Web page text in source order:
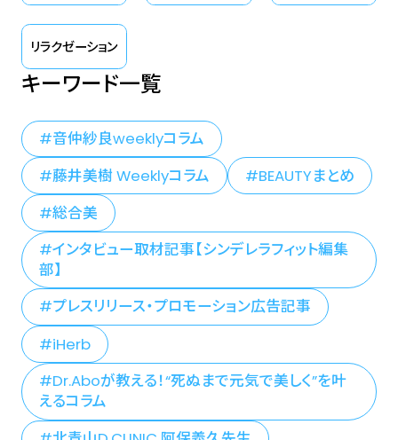
リラクゼーション
キーワード一覧
音仲紗良weeklyコラム
藤井美樹 Weeklyコラム
BEAUTYまとめ
総合美
インタビュー取材記事【シンデレラフィット編集
部】
プレスリリース・プロモーション広告記事
iHerb
Dr.Aboが教える！“死ぬまで元気で美しく”を叶
えるコラム